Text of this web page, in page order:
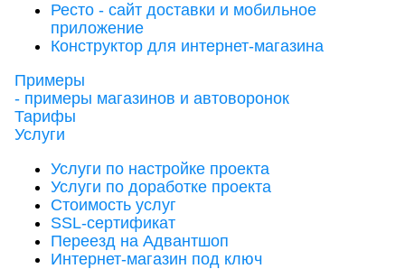
Ресто - сайт доставки и мобильное
приложение
Конструктор для интернет-магазина
Примеры
- примеры магазинов и автоворонок
Тарифы
Услуги
Услуги по настройке проекта
Услуги по доработке проекта
Стоимость услуг
SSL-сертификат
Переезд на Адвантшоп
Интернет-магазин под ключ